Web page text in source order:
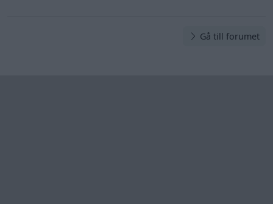
Gå till forumet